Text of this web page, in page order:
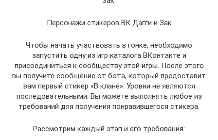
Персонажи стикеров ВК Дагги и Зак
Чтобы начать участвовать в гонке, необходимо
запустить одну из игр каталога ВКонтакте и
присоединиться к сообществу этой игры. После этого
вы получите сообщение от бота, который предоставит
вам первый стикер «В клане». Уровни не являются
последовательными. Вы можете выполнять любое из
требований для получения понравившегося стикера.
Рассмотрим каждый этап и его требования: